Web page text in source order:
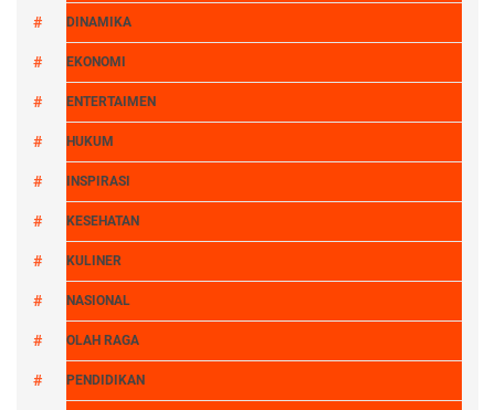
DINAMIKA
EKONOMI
ENTERTAIMEN
HUKUM
INSPIRASI
KESEHATAN
KULINER
NASIONAL
OLAH RAGA
PENDIDIKAN